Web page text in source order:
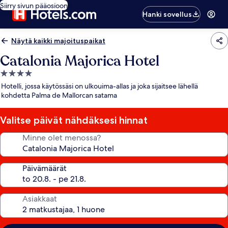
Siirry sivun pääosioon
Hanki sovellus
Näytä kaikki majoituspaikat
Catalonia Majorica Hotel
4.0
tähden
majoituspaikka
Hotelli, jossa käytössäsi on ulkouima-allas ja joka sijaitsee lähellä
kohdetta Palma de Mallorcan satama
Valitse päivät nähdäksesi hinnat
Minne olet menossa?
Päivämäärät
Asiakkaat